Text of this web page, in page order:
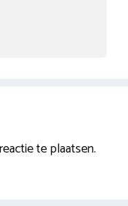
te plaatsen.